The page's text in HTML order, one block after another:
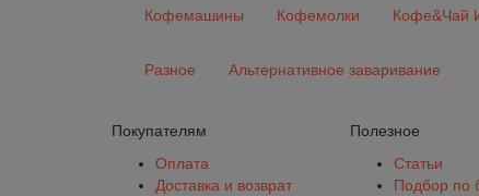
Кофемашины Кофемолки Кофе&Чай
Разное Альтернативное заваривание
Покупателям
Оплата
Доставка и возврат
Полезное
Статьи
Подбор по